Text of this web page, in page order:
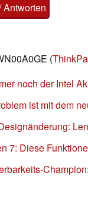
Antworten
(
noch der Intel
ist mit dem
7: Diese